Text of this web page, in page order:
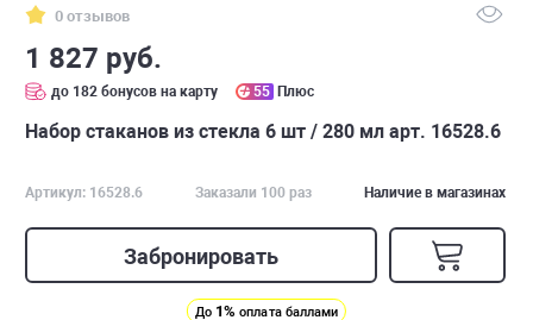
0 отзывов
1 827 руб.
до 182 бонусов на карту 55 Плюс
Набор стаканов из стекла 6 шт / 280 мл арт. 16528.6
Артикул: 16528.6 Заказали 100 раз Наличие в магазинах
Забронировать
До 1% оплата баллами